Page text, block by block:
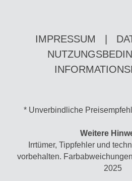
IMPRESSUM
* Unverbindliche
Weitere
Irrtümer, Tippfehler und
vorbehalten.
2025